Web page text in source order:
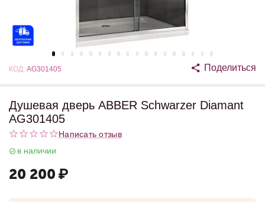
КОД: AG301405 Поделиться
Душевая дверь ABBER Schwarzer Diamant
AG301405
Написать отзыв
в наличии
20 200 ₽